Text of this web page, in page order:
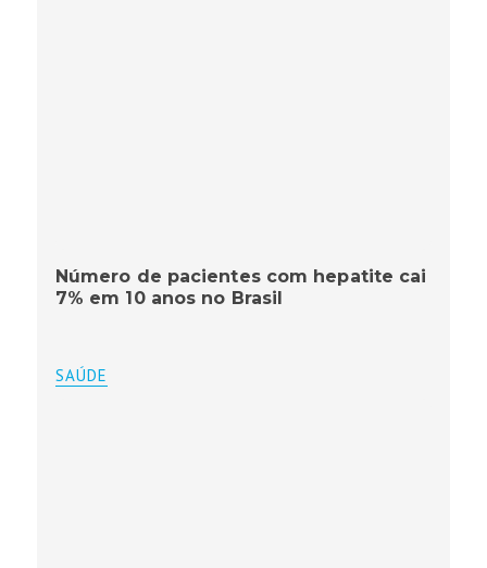
Número de pacientes com hepatite cai
7% em 10 anos no Brasil
SAÚDE